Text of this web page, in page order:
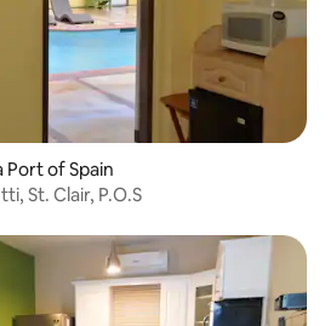
of Spain
St. Clair, P.O.S